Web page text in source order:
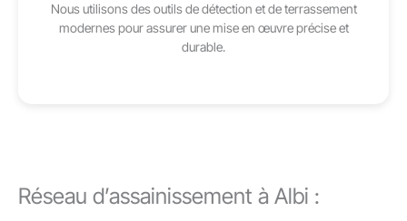
Nous utilisons des outils de détection et de terrassement
modernes pour assurer une mise en œuvre précise et
durable.
Réseau d’assainissement à Albi :